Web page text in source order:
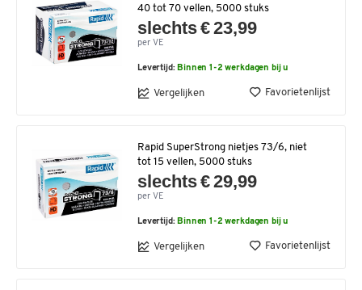
40 tot 70 vellen, 5000 stuks
slechts € 23,99
per VE
Levertijd: Binnen 1-2 werkdagen bij u
Vergelijken Favorietenlijst
Rapid SuperStrong nietjes 73/6, niet
tot 15 vellen, 5000 stuks
slechts € 29,99
per VE
Levertijd: Binnen 1-2 werkdagen bij u
Vergelijken Favorietenlijst